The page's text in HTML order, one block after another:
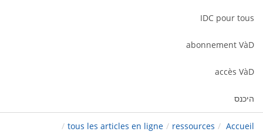
IDC pour tous
abonnement VàD
accès VàD
היכנס
Accueil
/
ressources
/
tous les articles en ligne
/